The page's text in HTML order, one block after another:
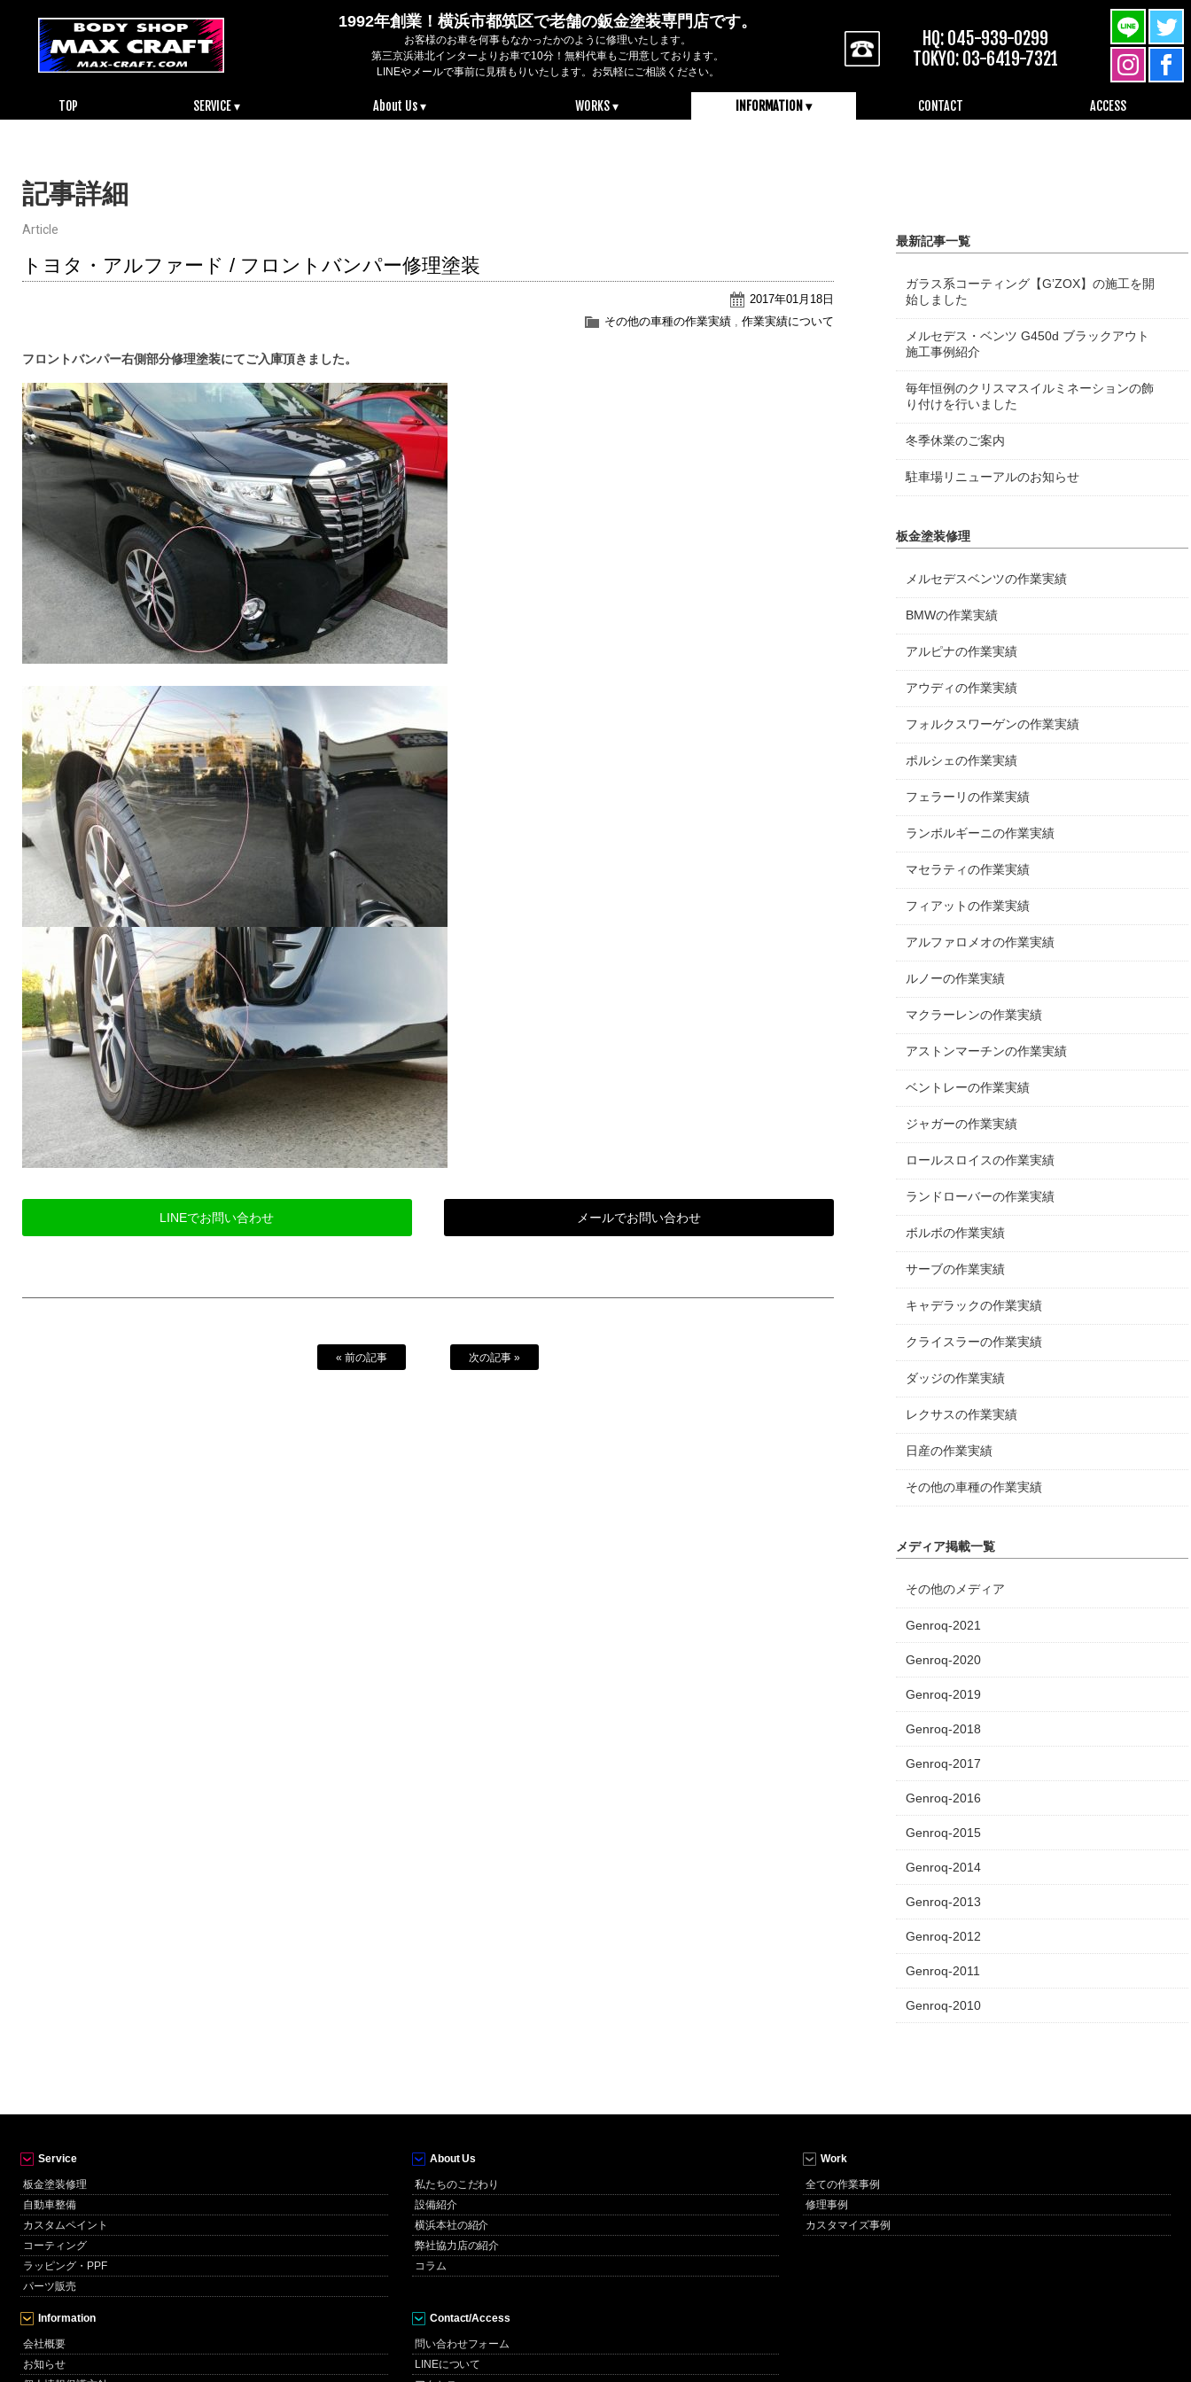
1992年創業！横浜市都筑区で老舗の鈑金塗装専門店です。
お客様のお車を何事もなかったかのように修理いたします。
第三京浜港北インターよりお車で10分！無料代車もご用意しております。
LINEやメールで事前に見積もりいたします。お気軽にご相談ください。
HQ: 045-939-0299
TOKYO: 03-6419-7321
TOP SERVICE ▾ About Us ▾ WORKS ▾ INFORMATION ▾ CONTACT ACCESS
記事詳細
Article
トヨタ・アルファード / フロントバンパー修理塗装
2017年01月18日
その他の車種の作業実績, 作業実績について
フロントバンパー右側部分修理塗装にてご入庫頂きました。
LINEでお問い合わせ メールでお問い合わせ
« 前の記事 次の記事 »
最新記事一覧
ガラス系コーティング【G’ZOX】の施工を開
始しました
メルセデス・ベンツ G450d ブラックアウト
施工事例紹介
毎年恒例のクリスマスイルミネーションの飾
り付けを行いました
冬季休業のご案内
駐車場リニューアルのお知らせ
板金塗装修理
メルセデスベンツの作業実績
BMWの作業実績
アルピナの作業実績
アウディの作業実績
フォルクスワーゲンの作業実績
ポルシェの作業実績
フェラーリの作業実績
ランボルギーニの作業実績
マセラティの作業実績
フィアットの作業実績
アルファロメオの作業実績
ルノーの作業実績
マクラーレンの作業実績
アストンマーチンの作業実績
ベントレーの作業実績
ジャガーの作業実績
ロールスロイスの作業実績
ランドローバーの作業実績
ボルボの作業実績
サーブの作業実績
キャデラックの作業実績
クライスラーの作業実績
ダッジの作業実績
レクサスの作業実績
日産の作業実績
その他の車種の作業実績
メディア掲載一覧
その他のメディア
Genroq-2021
Genroq-2020
Genroq-2019
Genroq-2018
Genroq-2017
Genroq-2016
Genroq-2015
Genroq-2014
Genroq-2013
Genroq-2012
Genroq-2011
Genroq-2010
Service
板金塗装修理
自動車整備
カスタムペイント
コーティング
ラッピング・PPF
パーツ販売
About Us
私たちのこだわり
設備紹介
横浜本社の紹介
弊社協力店の紹介
コラム
Work
全ての作業事例
修理事例
カスタマイズ事例
Information
会社概要
お知らせ
Contact/Access
問い合わせフォーム
LINEについて